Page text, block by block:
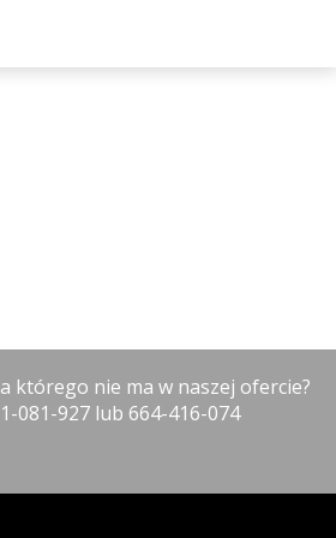
którego nie ma w naszej ofercie?
081-927 lub 664-416-074